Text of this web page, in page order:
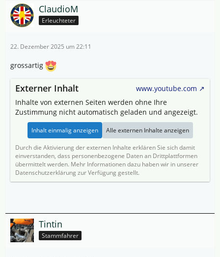
ClaudioM
Erleuchteter
22. Dezember 2025 um 22:11
grossartig
Externer Inhalt
www.youtube.com
Inhalte von externen Seiten werden ohne Ihre
Zustimmung nicht automatisch geladen und angezeigt.
Inhalt einmalig anzeigen Alle externen Inhalte anzeigen
Durch die Aktivierung der externen Inhalte erklären Sie sich damit
einverstanden, dass personenbezogene Daten an Drittplattformen
übermittelt werden. Mehr Informationen dazu haben wir in unserer
Datenschutzerklärung zur Verfügung gestellt.
Tintin
Stammfahrer